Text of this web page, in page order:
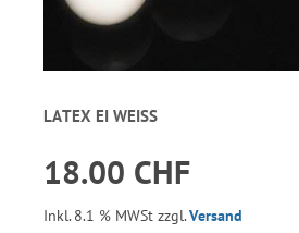
LATEX EI WEISS
18.00 CHF
Inkl. 8.1 % MWSt zzgl.Versand